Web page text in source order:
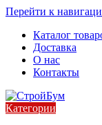
Перейти к
Каталог
Доставка
О нас
Контакты
Категории